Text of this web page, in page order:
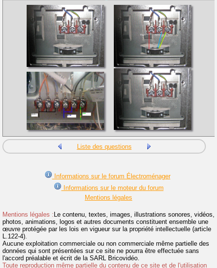
Liste des questions
Informations sur le forum Électroménager
Informations sur le moteur du forum
Mentions légales
Mentions légales : Le contenu, textes, images, illustrations sonores, vidéos,
photos, animations, logos et autres documents constituent ensemble une
œuvre protégée par les lois en vigueur sur la propriété intellectuelle (article
L.122-4).
Aucune exploitation commerciale ou non commerciale même partielle des
données qui sont présentées sur ce site ne pourra être effectuée sans
l'accord préalable et écrit de la SARL Bricovidéo.
Toute reproduction même partielle du contenu de ce site et de l'utilisation